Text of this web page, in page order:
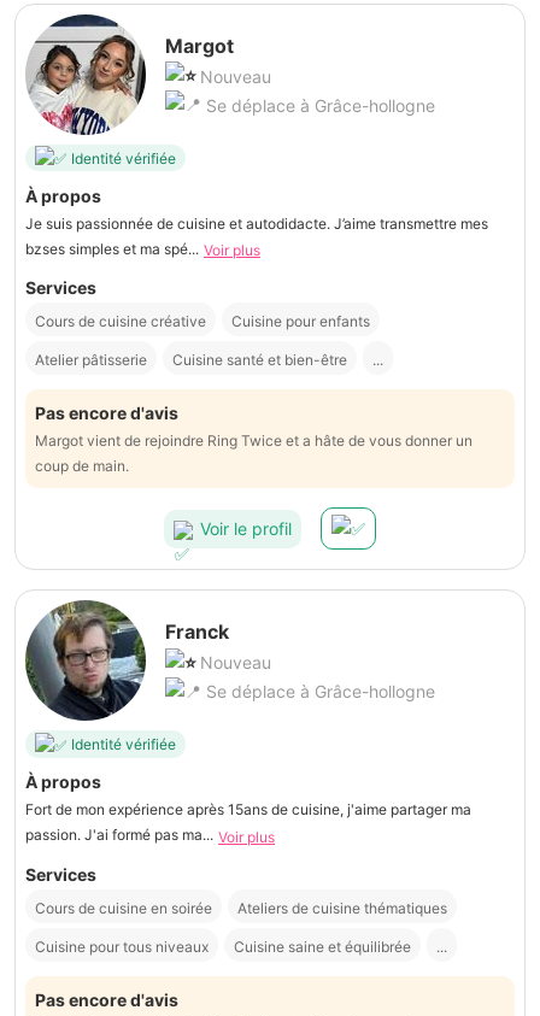
Margot
Nouveau
Se déplace à Grâce-hollogne
Identité vérifiée
À propos
Je suis passionnée de cuisine et autodidacte. J’aime transmettre mes
bzses simples et ma spé... Voir plus
Services
Cours de cuisine créative Cuisine pour enfants
Atelier pâtisserie Cuisine santé et bien-être ...
Pas encore d'avis
Margot vient de rejoindre Ring Twice et a hâte de vous donner un
coup de main.
Voir le profil
Franck
Nouveau
Se déplace à Grâce-hollogne
Identité vérifiée
À propos
Fort de mon expérience après 15ans de cuisine, j'aime partager ma
passion. J'ai formé pas ma... Voir plus
Services
Cours de cuisine en soirée Ateliers de cuisine thématiques
Cuisine pour tous niveaux Cuisine saine et équilibrée ...
Pas encore d'avis